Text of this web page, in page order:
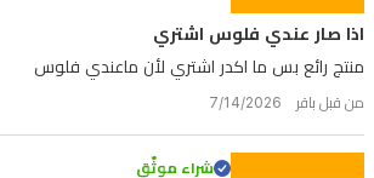
اذا صار عندي فلوس اشتري
منتج رائع بس ما اكدر اشتري لأن ماعندي فلوس
من قبل باقر 7/14/2026
شراء موثّق